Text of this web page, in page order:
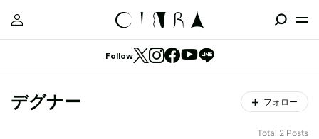
Follow
デグナー フォロー
Total 2 Posts